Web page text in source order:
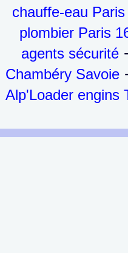
chauffe-eau
plombier Paris
agents sécurité
Chambéry Savoie
Alp'Loader engins